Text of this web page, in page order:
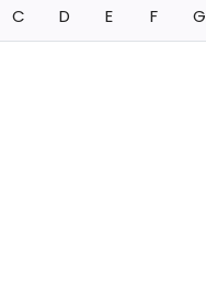
C D E F G